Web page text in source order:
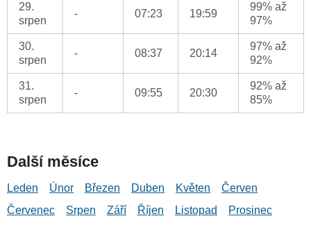
29.
srpen
- 07:23 19:59
99% až
97%
30.
srpen
- 08:37 20:14
97% až
92%
31.
srpen
- 09:55 20:30
92% až
85%
Další měsíce
Leden Únor Březen Duben Květen
Červen
Červenec
Srpen Září Říjen Listopad Prosinec